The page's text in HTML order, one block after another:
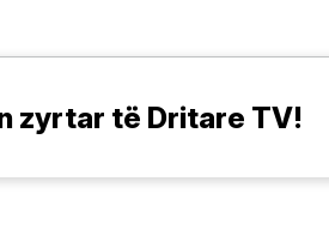
zyrtar të Dritare TV!